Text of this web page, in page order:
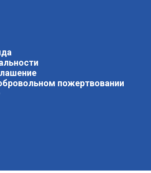
пожертвовании